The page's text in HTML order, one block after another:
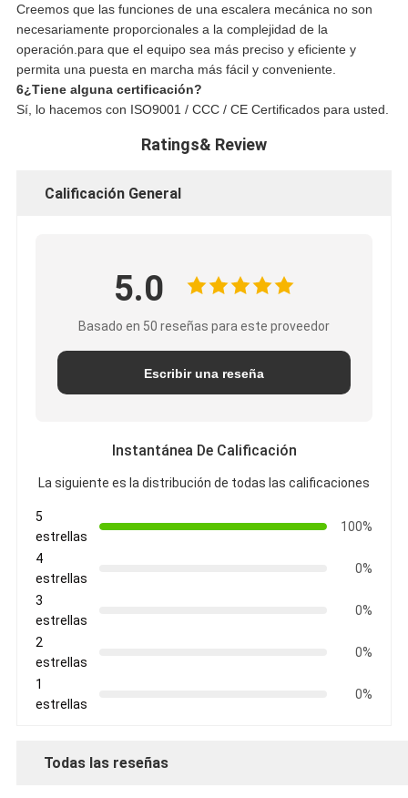
Creemos que las funciones de una escalera mecánica no son
necesariamente proporcionales a la complejidad de la
operación.para que el equipo sea más preciso y eficiente y
permita una puesta en marcha más fácil y conveniente.
6¿Tiene alguna certificación?
Sí, lo hacemos con ISO9001 / CCC / CE Certificados para usted.
Ratings& Review
Calificación General
5.0
Basado en 50 reseñas para este proveedor
Escribir una reseña
Instantánea De Calificación
La siguiente es la distribución de todas las calificaciones
5
estrellas
100%
4
estrellas
0%
3
estrellas
0%
2
estrellas
0%
1
estrellas
0%
Todas las reseñas